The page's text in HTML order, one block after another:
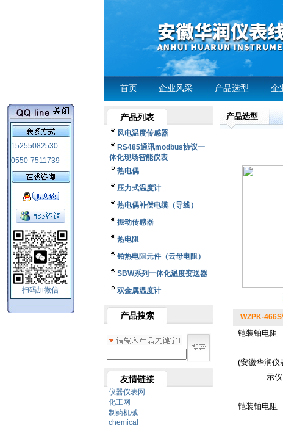
首页 企业风采 产品选型 企
15255082530
0550-7511739
扫码加微信
产品列表
风电温度传感器
RS485通讯modbus协议一
体化现场智能仪表
热电偶
压力式温度计
热电偶补偿电缆（导线）
振动传感器
热电阻
铂热电阻元件（云母电阻）
SBW系列一体化温度变送器
双金属温度计
产品搜索
友情链接
仪器仪表网
化工网
制药机械
chemical
产品选型
WZPK-
铠装铂电阻
(安徽华润仪
示
铠装铂电阻